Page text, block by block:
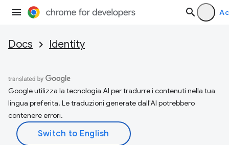
Docs Identity
Google utilizza la tecnologia AI per tradurre i contenuti nella tua
lingua preferita. Le traduzioni generate dall'AI potrebbero
contenere errori.